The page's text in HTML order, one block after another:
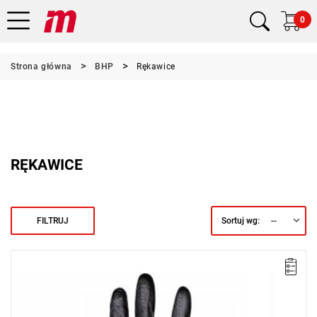
0
Strona główna BHP Rękawice
RĘKAWICE
FILTRUJ Sortuj wg: --
Wyprzedaż z magazynu. Pozostało 100 sztuk w promocji.
• Ilość w opakowaniu: 100 sztuk